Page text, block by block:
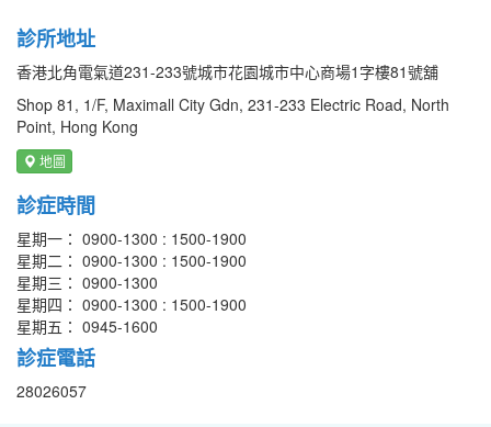
診所地址
香港北角電氣道231-233號城市花園城市中心商場1字樓81號舖
Shop 81, 1/F, Maximall City Gdn, 231-233 Electric Road, North
Point, Hong Kong
地圖
診症時間
星期一： 0900-1300 : 1500-1900
星期二： 0900-1300 : 1500-1900
星期三： 0900-1300
星期四： 0900-1300 : 1500-1900
星期五： 0945-1600
診症電話
28026057